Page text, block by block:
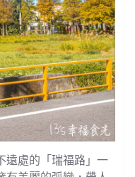
遠處的「瑞福路」一